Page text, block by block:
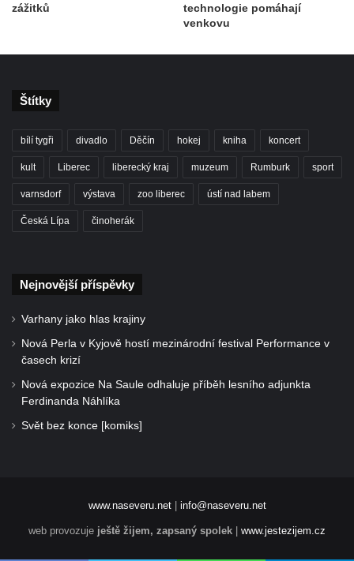
zážitků
technologie pomáhají
venkovu
Štítky
bílí tygři divadlo Děčín hokej kniha koncert
kult Liberec liberecký kraj muzeum Rumburk sport
varnsdorf výstava zoo liberec ústí nad labem
Česká Lípa činoherák
Nejnovější příspěvky
Varhany jako hlas krajiny
Nová Perla v Kyjově hostí mezinárodní festival Performance v
časech krizí
Nová expozice Na Saule odhaluje příběh lesního adjunkta
Ferdinanda Náhlíka
Svět bez konce [komiks]
www.naseveru.net| info@naseveru.net
web provozuje ještě žijem, zapsaný spolek | www.jestezijem.cz